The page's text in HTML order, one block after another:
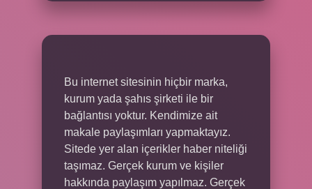
Bu internet sitesinin hiçbir marka,
kurum yada şahıs şirketi ile bir
bağlantısı yoktur. Kendimize ait
makale paylaşımları yapmaktayız.
Sitede yer alan içerikler haber niteliği
taşımaz. Gerçek kurum ve kişiler
hakkında paylaşım yapılmaz. Gerçek